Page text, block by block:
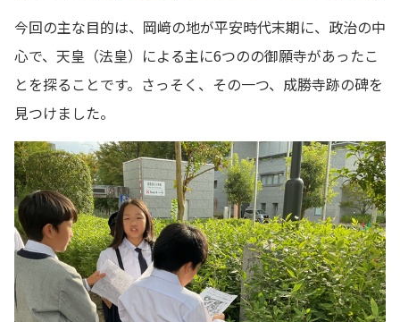
今回の主な目的は、岡﨑の地が平安時代末期に、政治の中
心で、天皇（法皇）による主に6つのの御願寺があったこ
とを探ることです。さっそく、その一つ、成勝寺跡の碑を
見つけました。